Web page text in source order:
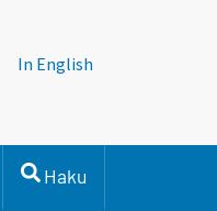
In English
Haku